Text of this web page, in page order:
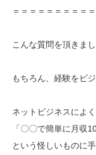
＝＝＝＝＝＝＝＝＝
こんな質問を頂きま
もちろん、経験をビ
ネットビジネスによ
「〇〇で簡単に月収
という怪しいものに手